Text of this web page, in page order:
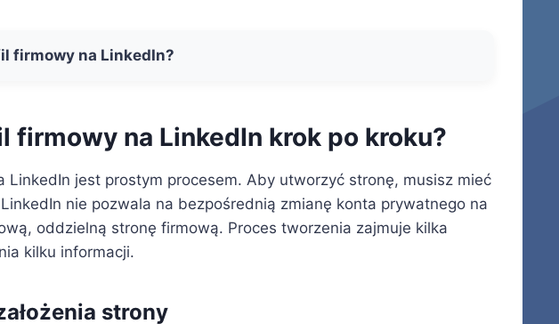
firmowy na LinkedIn?
firmowy na LinkedIn krok po kroku?
LinkedIn jest prostym procesem. Aby utworzyć stronę, musisz mieć
nie pozwala na bezpośrednią zmianę konta prywatnego na
oddzielną stronę firmową. Proces tworzenia zajmuje kilka
kilku informacji.
strony